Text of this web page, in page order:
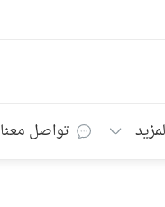
تواصل معنا